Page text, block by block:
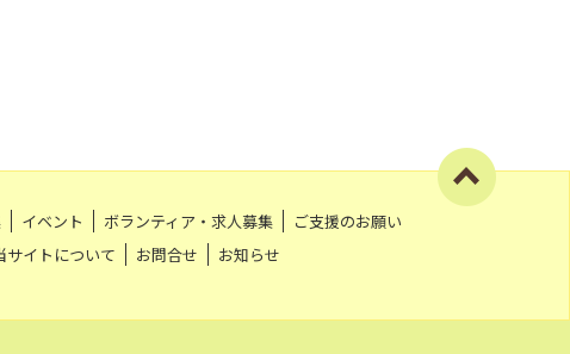
イベント ボランティア・求人募集
ご支援のお願い
サイトについて お問合せ お知らせ